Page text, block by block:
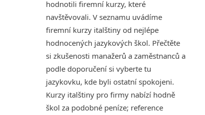
hodnotili firemní kurzy, které
navštěvovali. V seznamu uvádíme
firemní kurzy italštiny od nejlépe
hodnocených jazykových škol. Přečtěte
si zkušenosti manažerů a zaměstnanců a
podle doporučení si vyberte tu
jazykovku, kde byli ostatní spokojeni.
Kurzy italštiny pro firmy nabízí hodně
škol za podobné peníze; reference